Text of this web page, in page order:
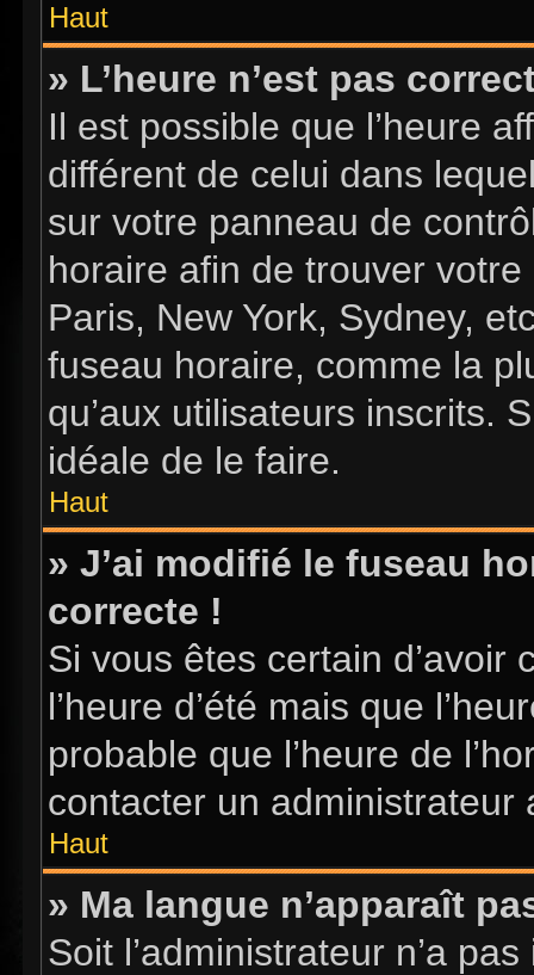
Haut
» L’heure n’est pas
Il est possible que l’heure
différent de celui dans
sur votre panneau de
horaire afin de trouver
Paris, New York, Sydney,
fuseau horaire, comme la
qu’aux utilisateurs inscrits.
idéale de le faire.
Haut
» J’ai modifié le fuseau
correcte !
Si vous êtes certain
l’heure d’été mais que
probable que l’heure de
contacter un
Haut
» Ma langue n’apparaît
Soit l’administrateur n’a